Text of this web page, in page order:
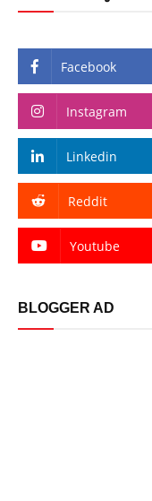
Facebook
Instagram
Linkedin
Reddit
Youtube
BLOGGER AD